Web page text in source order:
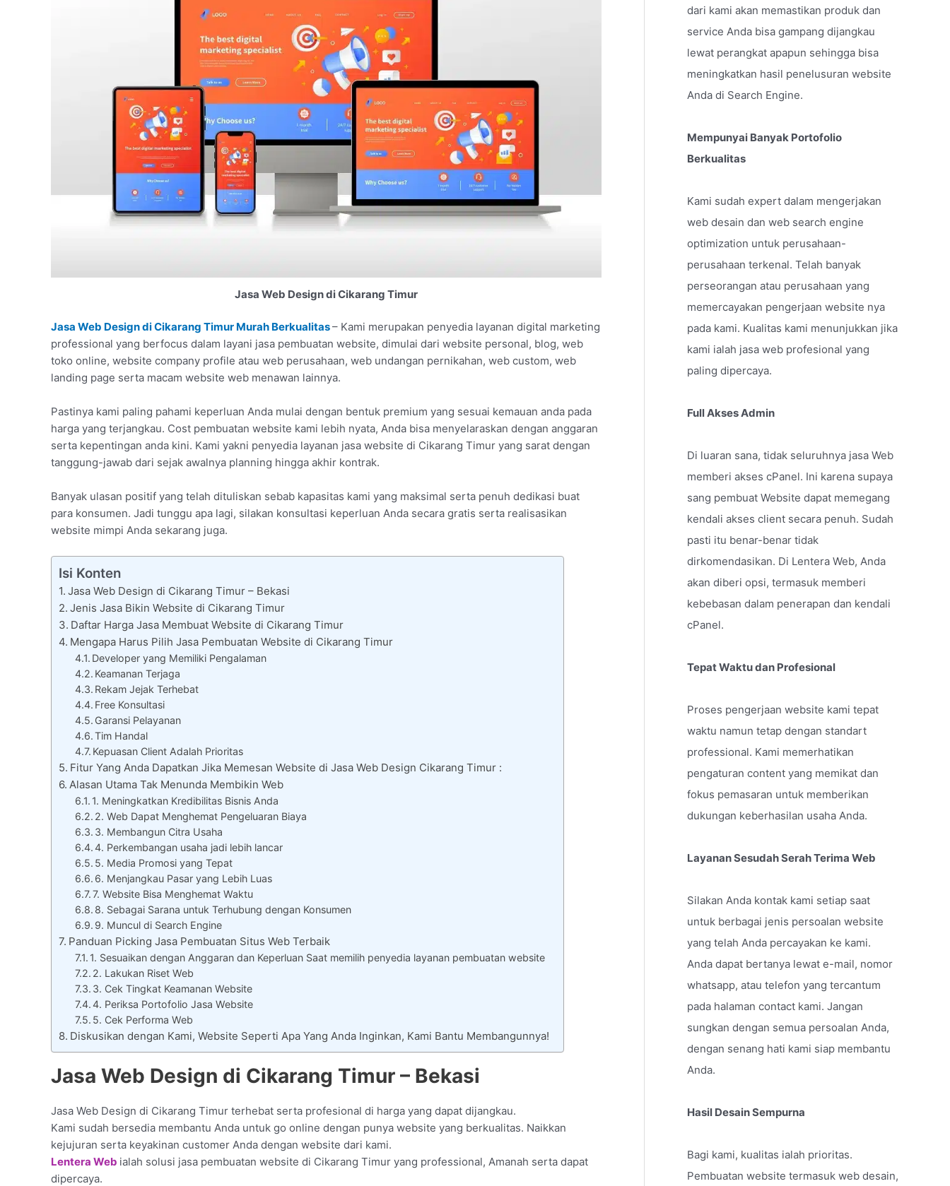
Jasa Web Design di Cikarang Timur
Jasa Web Design di Cikarang Timur Murah Berkualitas– Kami merupakan penyedia layanan digital marketing
professional yang berfocus dalam layani jasa pembuatan website, dimulai dari website personal, blog, web
toko online, website company profile atau web perusahaan, web undangan pernikahan, web custom, web
landing page serta macam website web menawan lainnya.
Pastinya kami paling pahami keperluan Anda mulai dengan bentuk premium yang sesuai kemauan anda pada
harga yang terjangkau. Cost pembuatan website kami lebih nyata, Anda bisa menyelaraskan dengan anggaran
serta kepentingan anda kini. Kami yakni penyedia layanan jasa website di Cikarang Timur yang sarat dengan
tanggung-jawab dari sejak awalnya planning hingga akhir kontrak.
Banyak ulasan positif yang telah dituliskan sebab kapasitas kami yang maksimal serta penuh dedikasi buat
para konsumen. Jadi tunggu apa lagi, silakan konsultasi keperluan Anda secara gratis serta realisasikan
website mimpi Anda sekarang juga.
Isi Konten
Jasa Web Design di Cikarang Timur – Bekasi
Jenis Jasa Bikin Website di Cikarang Timur
Daftar Harga Jasa Membuat Website di Cikarang Timur
Mengapa Harus Pilih Jasa Pembuatan Website di Cikarang Timur
Developer yang Memiliki Pengalaman
Keamanan Terjaga
Rekam Jejak Terhebat
Free Konsultasi
Garansi Pelayanan
Tim Handal
Kepuasan Client Adalah Prioritas
Fitur Yang Anda Dapatkan Jika Memesan Website di Jasa Web Design Cikarang Timur :
Alasan Utama Tak Menunda Membikin Web
1. Meningkatkan Kredibilitas Bisnis Anda
2. Web Dapat Menghemat Pengeluaran Biaya
3. Membangun Citra Usaha
4. Perkembangan usaha jadi lebih lancar
5. Media Promosi yang Tepat
6. Menjangkau Pasar yang Lebih Luas
7. Website Bisa Menghemat Waktu
8. Sebagai Sarana untuk Terhubung dengan Konsumen
9. Muncul di Search Engine
Panduan Picking Jasa Pembuatan Situs Web Terbaik
1. Sesuaikan dengan Anggaran dan Keperluan Saat memilih penyedia layanan pembuatan website
2. Lakukan Riset Web
3. Cek Tingkat Keamanan Website
4. Periksa Portofolio Jasa Website
5. Cek Performa Web
Diskusikan dengan Kami, Website Seperti Apa Yang Anda Inginkan, Kami Bantu Membangunnya!
Jasa Web Design di Cikarang Timur – Bekasi
Jasa Web Design di Cikarang Timur terhebat serta profesional di harga yang dapat dijangkau.
Kami sudah bersedia membantu Anda untuk go online dengan punya website yang berkualitas. Naikkan
kejujuran serta keyakinan customer Anda dengan website dari kami.
Lentera Web ialah solusi jasa pembuatan website di Cikarang Timur yang professional, Amanah serta dapat
dipercaya.
dari kami akan memastikan produk dan
service Anda bisa gampang dijangkau
lewat perangkat apapun sehingga bisa
meningkatkan hasil penelusuran website
Anda di Search Engine.
Mempunyai Banyak Portofolio
Berkualitas
Kami sudah expert dalam mengerjakan
web desain dan web search engine
optimization untuk perusahaan-
perusahaan terkenal. Telah banyak
perseorangan atau perusahaan yang
memercayakan pengerjaan website nya
pada kami. Kualitas kami menunjukkan jika
kami ialah jasa web profesional yang
paling dipercaya.
Full Akses Admin
Di luaran sana, tidak seluruhnya jasa Web
memberi akses cPanel. Ini karena supaya
sang pembuat Website dapat memegang
kendali akses client secara penuh. Sudah
pasti itu benar-benar tidak
dirkomendasikan. Di Lentera Web, Anda
akan diberi opsi, termasuk memberi
kebebasan dalam penerapan dan kendali
cPanel.
Tepat Waktu dan Profesional
Proses pengerjaan website kami tepat
waktu namun tetap dengan standart
professional. Kami memerhatikan
pengaturan content yang memikat dan
fokus pemasaran untuk memberikan
dukungan keberhasilan usaha Anda.
Layanan Sesudah Serah Terima Web
Silakan Anda kontak kami setiap saat
untuk berbagai jenis persoalan website
yang telah Anda percayakan ke kami.
Anda dapat bertanya lewat e-mail, nomor
whatsapp, atau telefon yang tercantum
pada halaman contact kami. Jangan
sungkan dengan semua persoalan Anda,
dengan senang hati kami siap membantu
Anda.
Hasil Desain Sempurna
Bagi kami, kualitas ialah prioritas.
Pembuatan website termasuk web desain,